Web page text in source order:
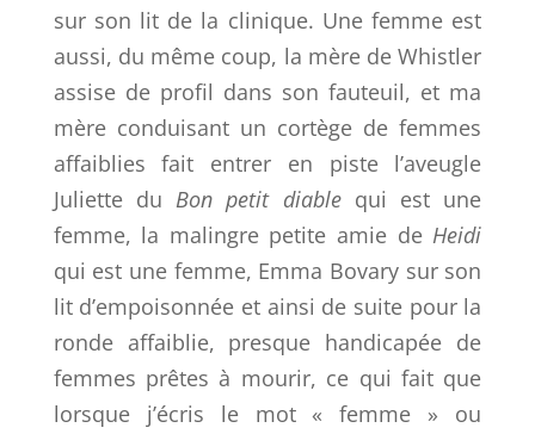
sur son lit de la clinique. Une femme est
aussi, du même coup, la mère de Whistler
assise de profil dans son fauteuil, et ma
mère conduisant un cortège de femmes
affaiblies fait entrer en piste l’aveugle
Juliette du Bon petit diablequi est une
femme, la malingre petite amie de Heidi
qui est une femme, Emma Bovary sur son
lit d’empoisonnée et ainsi de suite pour la
ronde affaiblie, presque handicapée de
femmes prêtes à mourir, ce qui fait que
lorsque j’écris le mot « femme » ou